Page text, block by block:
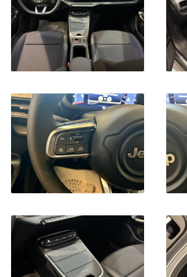
NOTE LEGALI
Gli accessori e le specifiche tecniche
sono da considerarsi puramente
precedenti, potrebbero essere
importante non affidarsi a tali
contattando la nostra concessionaria,
aspetto che potrebbe influenzare la
acquistare il veicolo. Eventuali
caratteristiche presentate nella
contenuti dei pacchetti e non sono
e non costituiscono in alcun modo un
venditore. Il prezzo di vendita non
accessori vigenti quali ad esempio: il